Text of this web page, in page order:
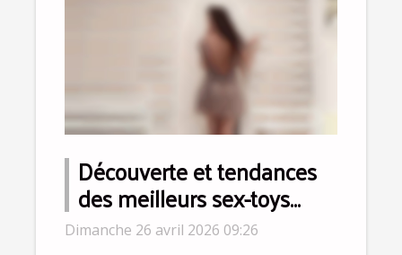
Découverte et tendances
des meilleurs sex-toys
pour homme en 2023
Dimanche 26 avril 2026 09:26